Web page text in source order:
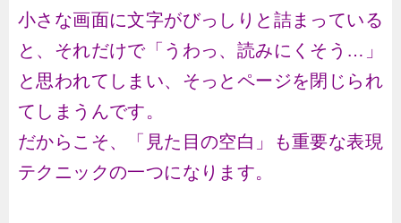
小さな画面に文字がびっしりと詰まっている
と、それだけで「うわっ、読みにくそう…」
と思われてしまい、そっとページを閉じられ
てしまうんです。
だからこそ、「見た目の空白」も重要な表現
テクニックの一つになります。